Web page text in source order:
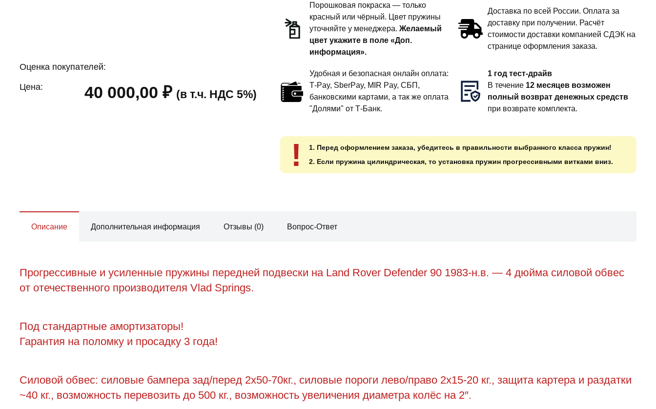
Оценка покупателей:
Цена: 40 000,00₽ (в т.ч. НДС 5%)
силовой
Порошковая покраска — только
красный или чёрный. Цвет пружины
уточняйте у менеджера.Желаемый
цвет укажите в поле «Доп.
информация».
Доставка по всей России. Оплата за
доставку при получении. Расчёт
стоимости доставки компанией СДЭК на
странице оформления заказа.
Удобная и безопасная онлайн оплата:
T‑Pay, SberPay, MIR Pay, СБП,
банковскими картами, а так же оплата
"Долями" от Т-Банк.
1 год тест-драйв
В течение 12 месяцев возможен
полный возврат денежных средств
при возврате комплекта.
!
1. Перед оформлением заказа, убедитесь в правильности выбранного класса пружин!
2. Если пружина цилиндрическая, то установка пружин прогрессивными витками вниз.
Описание Дополнительная информация Отзывы (0) Вопрос-Ответ
Прогрессивные и усиленные пружины передней подвески на Land Rover Defender 90 1983-н.в. — 4 дюйма силовой обвес
от отечественного производителя Vlad Springs.
Под стандартные амортизаторы!
Гарантия на поломку и просадку 3 года!
Силовой обвес: силовые бампера зад/перед 2х50-70кг., силовые пороги лево/право 2х15-20 кг., защита картера и раздатки
~40 кг., возможность перевозить до 500 кг., возможность увеличения диаметра колёс на 2″.